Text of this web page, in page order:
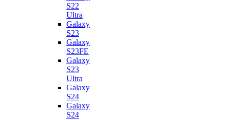
S22
Ultra
Galaxy
S23
Galaxy
S23FE
Galaxy
S23
Ultra
Galaxy
S24
Galaxy
S24